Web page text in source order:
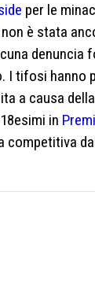
per le
è stata
denuncia
I tifosi hanno
a causa
in
competitiva